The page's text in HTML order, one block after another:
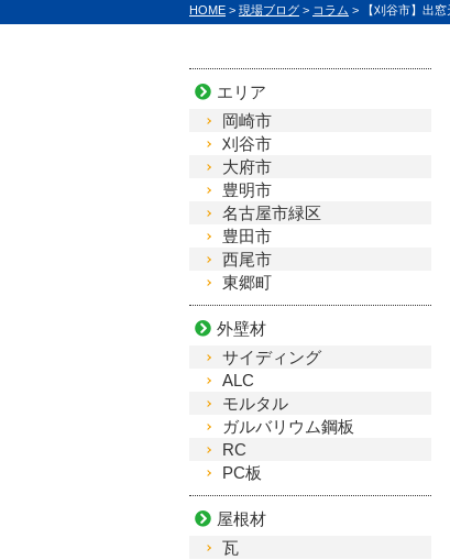
HOME > 現場ブログ > コラム > 【刈谷市】出
エリア
岡崎市
刈谷市
大府市
豊明市
名古屋市緑区
豊田市
西尾市
東郷町
外壁材
サイディング
ALC
モルタル
ガルバリウム鋼板
RC
PC板
屋根材
瓦